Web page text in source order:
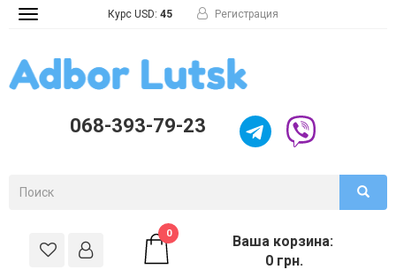
Toggle
Курс USD: 45 Регистрация
068-393-79-23
0
Ваша корзина:
0 грн.